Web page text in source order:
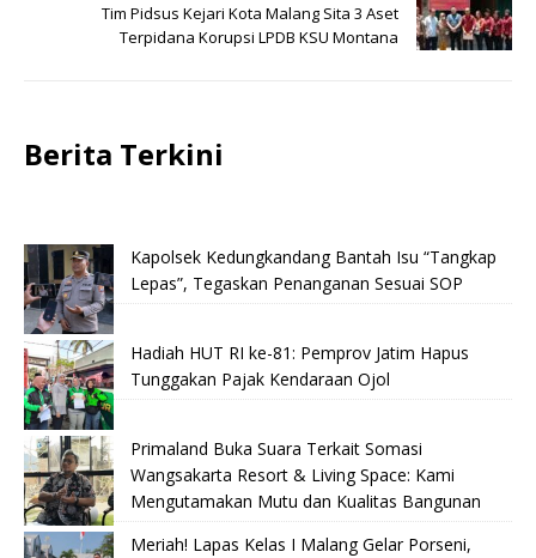
Tim Pidsus Kejari Kota Malang Sita 3 Aset
Terpidana Korupsi LPDB KSU Montana
Berita Terkini
Kapolsek Kedungkandang Bantah Isu “Tangkap
Lepas”, Tegaskan Penanganan Sesuai SOP
Hadiah HUT RI ke-81: Pemprov Jatim Hapus
Tunggakan Pajak Kendaraan Ojol
Primaland Buka Suara Terkait Somasi
Wangsakarta Resort & Living Space: Kami
Mengutamakan Mutu dan Kualitas Bangunan
Meriah! Lapas Kelas I Malang Gelar Porseni,